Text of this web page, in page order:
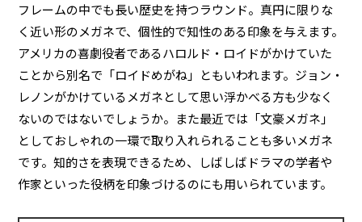
フレームの中でも長い歴史を持つラウンド。真円に限りな
く近い形のメガネで、個性的で知性のある印象を与えます。
アメリカの喜劇役者であるハロルド・ロイドがかけていた
ことから別名で「ロイドめがね」ともいわれます。ジョン・
レノンがかけているメガネとして思い浮かべる方も少なく
ないのではないでしょうか。また最近では「文豪メガネ」
としておしゃれの一環で取り入れられることも多いメガネ
です。知的さを表現できるため、しばしばドラマの学者や
作家といった役柄を印象づけるのにも用いられています。